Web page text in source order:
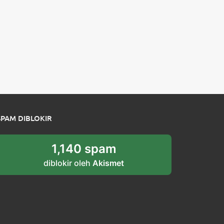
DIBLOKIR
1,140 spam
diblokir olehAkismet